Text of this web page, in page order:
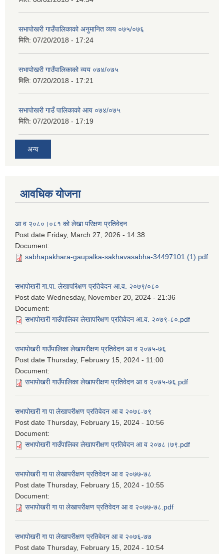
सभापोखरी गाउँपालिकाको अनुमानित व्यय ०७५/०७६
मिति: 07/20/2018 - 17:24
सभापोखरी गाउँपालिकाको व्यय ०७४/०७५
मिति: 07/20/2018 - 17:21
सभापोखरी गाउँ पालिकाको आय ०७४/०७५
मिति: 07/20/2018 - 17:19
अन्य
आवधिक योजना
आ व २०८०।०८१ को लेखा परिक्षण प्रतिवेदन
Post date Friday, March 27, 2026 - 14:38
Document:
sabhapakhara-gaupalka-sakhavasabha-34497101 (1).pdf
सभापोखरी गा.पा. लेखापरिक्षण प्रतिवेदन आ.व. २०७९/०८०
Post date Wednesday, November 20, 2024 - 21:36
Document:
सभापोखरी गाउँपालिका लेखापरिक्षण प्रतिवेदन आ.व. २०७९-८०.pdf
सभापोखरी गाउँपालिका लेखापरीक्षण प्रतिवेदन आ व २०७५-७६
Post date Thursday, February 15, 2024 - 11:00
Document:
सभापोखरी गाउँपालिका लेखापरीक्षण प्रतिवेदन आ व २०७५-७६.pdf
सभापोखरी गा पा लेखापरीक्षण प्रतिवेदन आ व २०७८-७९
Post date Thursday, February 15, 2024 - 10:56
Document:
सभापोखरी गाउँपालिका लेखापरीक्षण प्रतिवेदन आ व २०७८।७९.pdf
सभापोखरी गा पा लेखापरीक्षण प्रतिवेदन आ व २०७७-७८
Post date Thursday, February 15, 2024 - 10:55
Document:
सभापोखरी गा पा लेखापरीक्षण प्रतिवेदन आ व २०७७-७८.pdf
सभापोखरी गा पा लेखापरीक्षण प्रतिवेदन आ व २०७६-७७
Post date Thursday, February 15, 2024 - 10:54